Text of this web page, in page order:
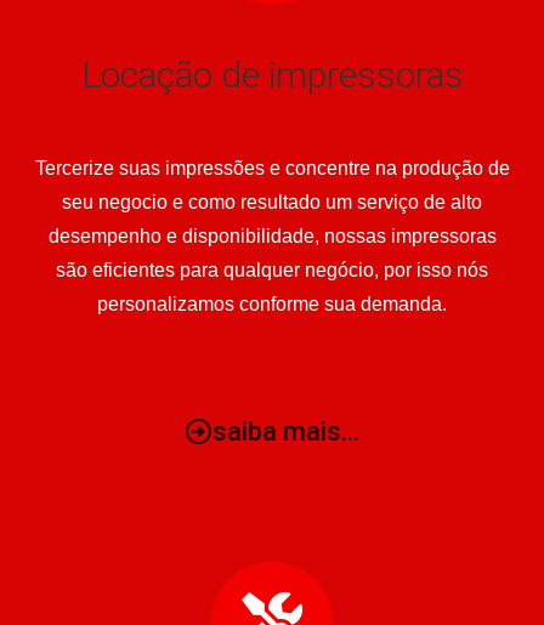
Locação de impressoras
Tercerize suas impressões e concentre na produção de
seu negocio e como resultado um serviço de alto
desempenho e disponibilidade, nossas impressoras
são eficientes para qualquer negócio, por isso nós
personalizamos conforme sua demanda.
saiba mais...